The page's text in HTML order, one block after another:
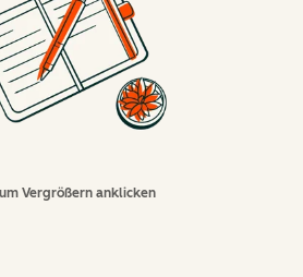
Vergrößern anklicken